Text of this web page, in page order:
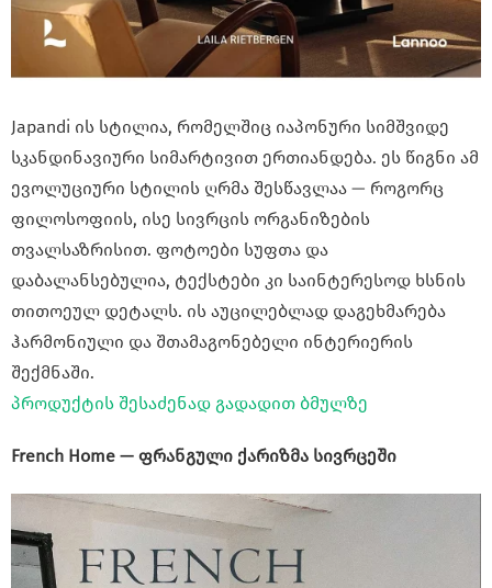
Japandi ის სტილია, რომელშიც იაპონური სიმშვიდე
სკანდინავიური სიმარტივით ერთიანდება. ეს წიგნი ამ
ევოლუციური სტილის ღრმა შესწავლაა — როგორც
ფილოსოფიის, ისე სივრცის ორგანიზების
თვალსაზრისით. ფოტოები სუფთა და
დაბალანსებულია, ტექსტები კი საინტერესოდ ხსნის
თითოეულ დეტალს. ის აუცილებლად დაგეხმარება
ჰარმონიული და შთამაგონებელი ინტერიერის
შექმნაში.
პროდუქტის შესაძენად გადადით ბმულზე
French Home — ფრანგული ქარიზმა სივრცეში